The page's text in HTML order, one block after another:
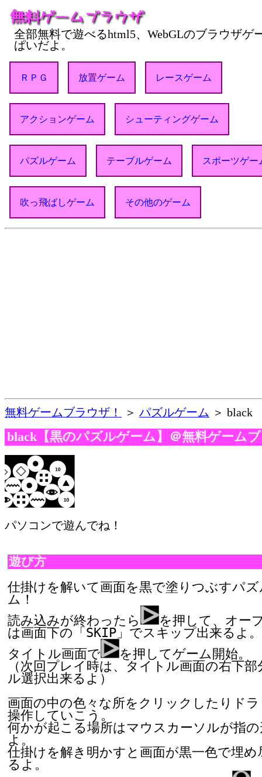
全部無料で遊べるhtml5、WebGLのブラウザゲ
ぱいだよ。
ＲＰＧ 放置ゲーム レースゲーム
アクションゲーム シューティングゲーム
パズルゲーム テーブルゲーム スポーツゲー
吹っ飛ばしゲーム その他のゲーム
無料ゲームブラウザ！ ＞ パズルゲーム ＞ black
black【黒のパズルゲーム】＠無料ゲーム
パソコンで遊んでね！
遊び方
仕掛けを解いて画面を黒で塗りつぶすパ
ム！
読み込みが終わったら
を押して、オー
は画面下の「SKIP」でスキップ出来るよ。
タイトル画面で
を押してゲーム開始。
（次回プレイ時は、タイトル画面の右下
ル選択出来るよ）
画面の中の色々な所をクリックしたりド
操作していこう。
何かが起こる場所はマウスカーソルが指
よ。
仕掛けを解き明かすと画面が黒一色で埋め
るよ。